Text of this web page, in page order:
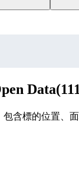
含標的位置、面